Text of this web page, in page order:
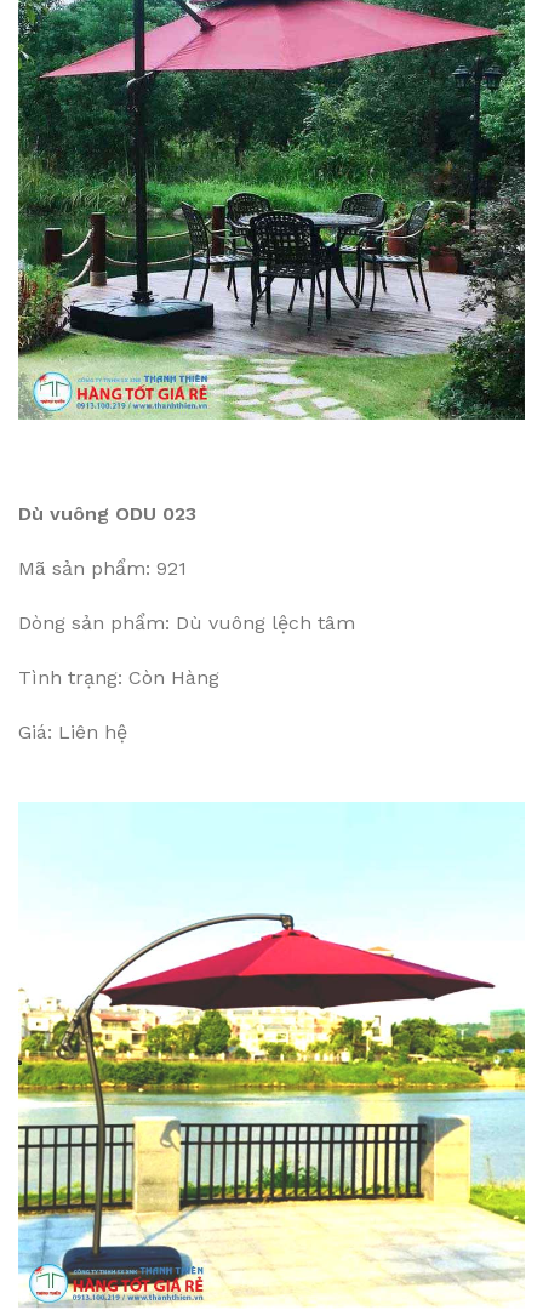
Dù vuông ODU 023
Mã sản phẩm: 921
Dòng sản phẩm: Dù vuông lệch tâm
Tình trạng: Còn Hàng
Giá: Liên hệ